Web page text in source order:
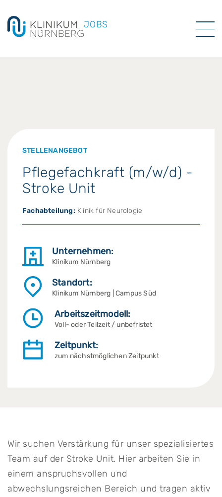
JOBS
STELLENANGEBOT
Pflegefachkraft (m/w/d) -
Stroke Unit
Fachabteilung:Klinik für Neurologie
Unternehmen:
Klinikum Nürnberg
Standort:
Klinikum Nürnberg | Campus Süd
Arbeitszeitmodell:
Voll- oder Teilzeit / unbefristet
Zeitpunkt:
zum nächstmöglichen Zeitpunkt
Wir suchen Verstärkung für unser spezialisiertes
Team auf der Stroke Unit. Hier arbeiten Sie in
einem anspruchsvollen und
abwechslungsreichen Bereich und tragen aktiv